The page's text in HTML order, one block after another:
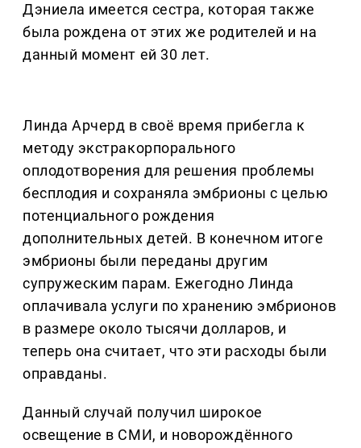
Дэниела имеется сестра, которая также
была рождена от этих же родителей и на
данный момент ей 30 лет.
Линда Арчерд в своё время прибегла к
методу экстракорпорального
оплодотворения для решения проблемы
бесплодия и сохраняла эмбрионы с целью
потенциального рождения
дополнительных детей. В конечном итоге
эмбрионы были переданы другим
супружеским парам. Ежегодно Линда
оплачивала услуги по хранению эмбрионов
в размере около тысячи долларов, и
теперь она считает, что эти расходы были
оправданы.
Данный случай получил широкое
освещение в СМИ, и новорождённого